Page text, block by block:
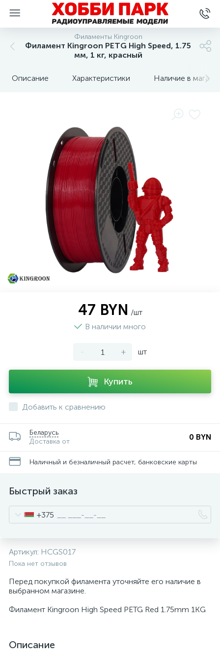
Филаменты Kingroon
Филамент Kingroon PETG High Speed, 1.75
мм, 1 кг, красный
Описание Характеристики Наличие в
47 BYN /шт
В наличии много
- + шт
Купить
Добавить к сравнению
Беларусь
Доставка от
0 BYN
Наличный и безналичный расчет, банковские карты
Быстрый заказ
+375
Артикул: HCGS017
Пока нет отзывов
Перед покупкой филамента уточняйте его наличие в
выбранном магазине.
Филамент Kingroon High Speed PETG Red 1.75mm 1KG
Описание